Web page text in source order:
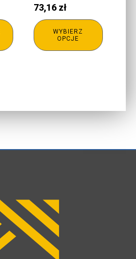
73,16 złZakres
cen:
od
25,99 zł
WYBIERZ
OPCJE
stronie
produktu